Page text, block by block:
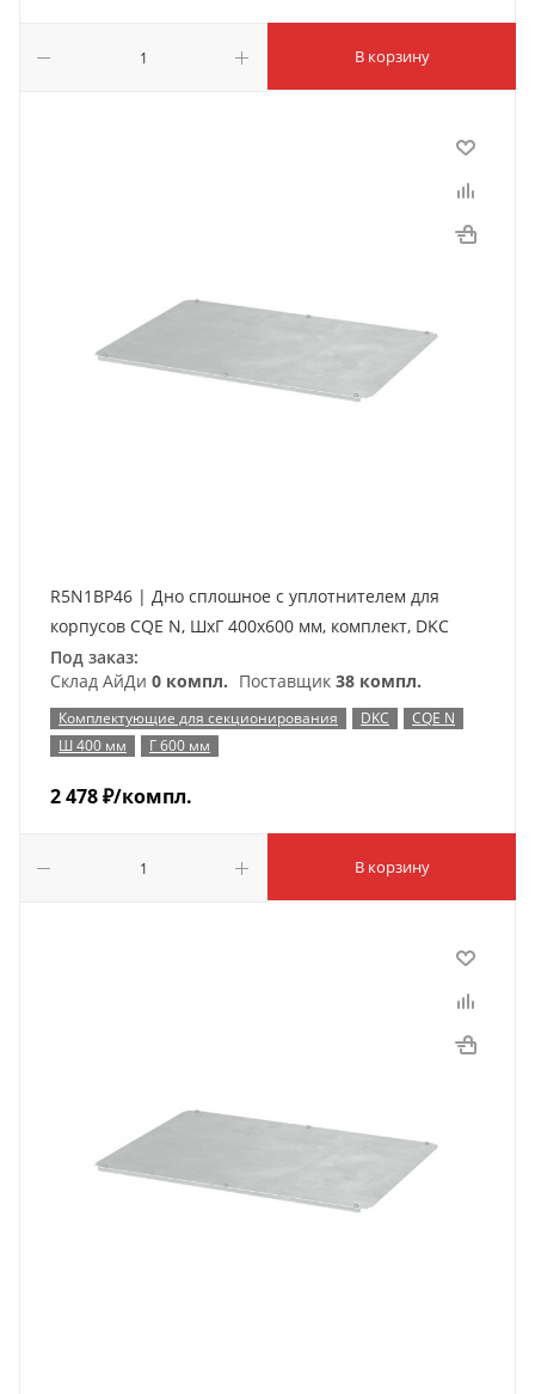
В корзину
R5N1BP46 | Дно сплошное с уплотнителем для
корпусов CQE N, ШхГ 400х600 мм, комплект, DKC
Под заказ:
Склад АйДи 0 компл. Поставщик 38 компл.
Комплектующие для секционирования DKC
CQE N
Ш 400 мм
Г 600 мм
2 478₽/компл.
В корзину